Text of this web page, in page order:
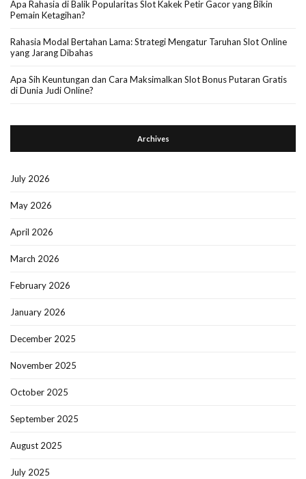
Apa Rahasia di Balik Popularitas Slot Kakek Petir Gacor yang Bikin
Pemain Ketagihan?
Rahasia Modal Bertahan Lama: Strategi Mengatur Taruhan Slot Online
yang Jarang Dibahas
Apa Sih Keuntungan dan Cara Maksimalkan Slot Bonus Putaran Gratis
di Dunia Judi Online?
Archives
July 2026
May 2026
April 2026
March 2026
February 2026
January 2026
December 2025
November 2025
October 2025
September 2025
August 2025
July 2025